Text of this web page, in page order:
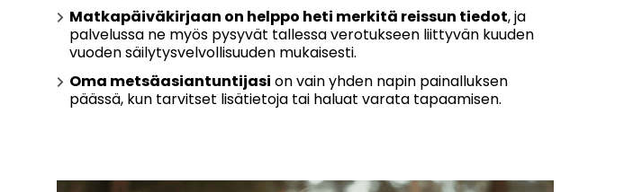
Matkapäiväkirjaan on helppo heti merkitä reissun tiedot, ja
palvelussa ne myös pysyvät tallessa verotukseen liittyvän kuuden
vuoden säilytysvelvollisuuden mukaisesti.
Oma metsäasiantuntijasi on vain yhden napin painalluksen
päässä, kun tarvitset lisätietoja tai haluat varata tapaamisen.